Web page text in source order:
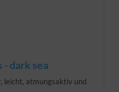
dark sea
leicht, atmungsaktiv und